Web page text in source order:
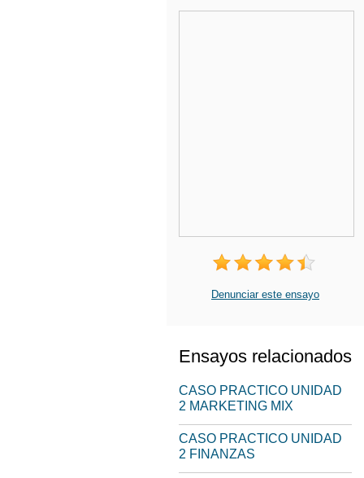
Denunciar este ensayo
Ensayos relacionados
CASO PRACTICO UNIDAD
2 MARKETING MIX
CASO PRACTICO UNIDAD
2 FINANZAS